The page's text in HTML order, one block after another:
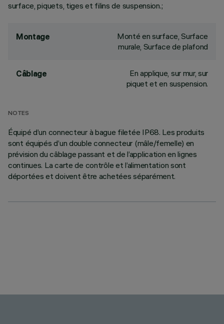
surface, piquets, tiges et filins de suspension.;
Montage
Monté en surface, Surface
murale, Surface de plafond
Câblage
En applique, sur mur, sur
piquet et en suspension.
NOTES
Équipé d’un connecteur à bague filetée IP68. Les produits
sont équipés d’un double connecteur (mâle/femelle) en
prévision du câblage passant et de l’application en lignes
continues. La carte de contrôle et l’alimentation sont
déportées et doivent être achetées séparément.